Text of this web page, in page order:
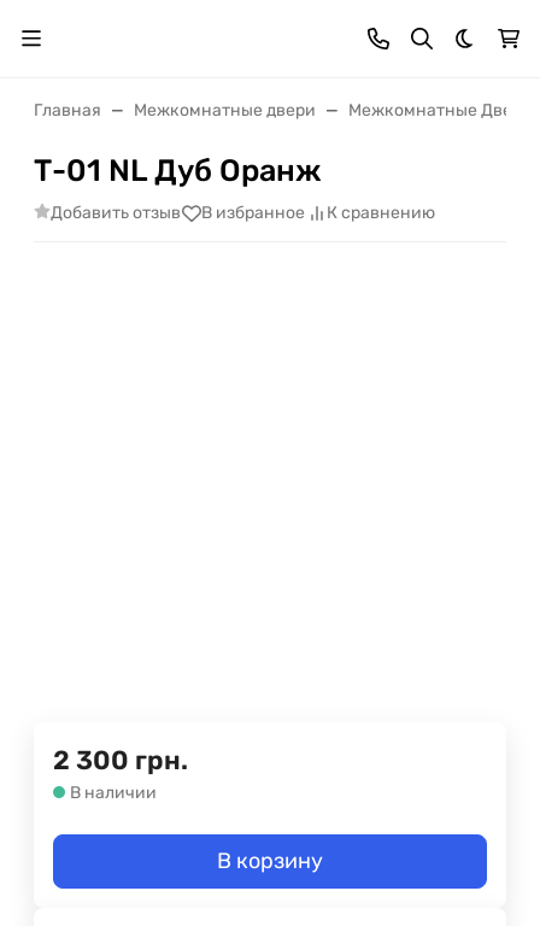
Темная
Главная Межкомнатные двери Межкомнатные Двери
Т-01 NL Дуб Оранж
Добавить отзыв В избранное К сравнению
2 300 грн.
В наличии
В корзину